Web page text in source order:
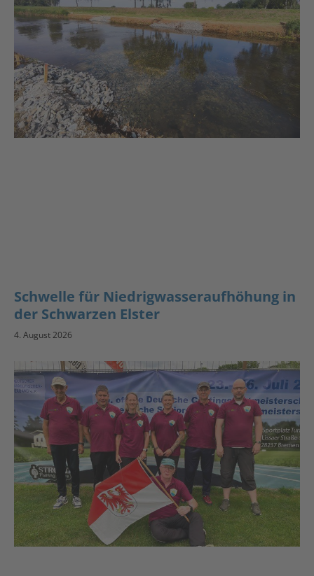
Schwelle für Niedrigwasseraufhöhung in
der Schwarzen Elster
4. August 2026